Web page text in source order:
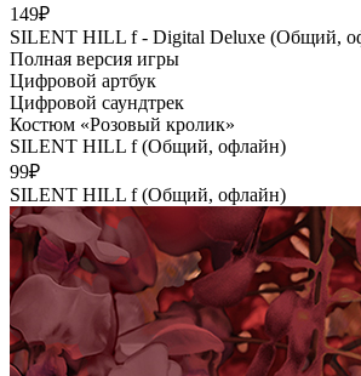
149₽
SILENT HILL f - Digital Deluxe (Общий,
Полная версия игры
Цифровой артбук
Цифровой саундтрек
Костюм «Розовый кролик»
SILENT HILL f (Общий, офлайн)
99₽
SILENT HILL f (Общий, офлайн)